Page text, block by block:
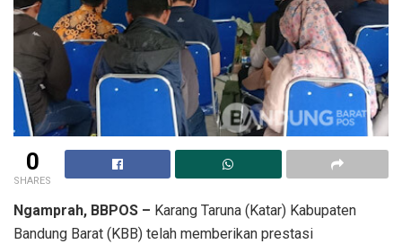
0
SHARES
Ngamprah, BBPOS – Karang Taruna (Katar) Kabupaten
Bandung Barat (KBB) telah memberikan prestasi